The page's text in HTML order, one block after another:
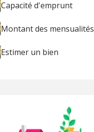
Capacité d'emprunt
Montant des mensualités
Estimer un bien